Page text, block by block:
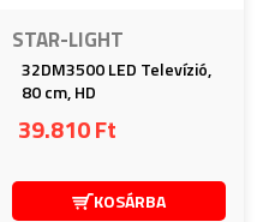
STAR-LIGHT
32DM3500 LED Televízió,
80 cm, HD
39.810 Ft
KOSÁRBA